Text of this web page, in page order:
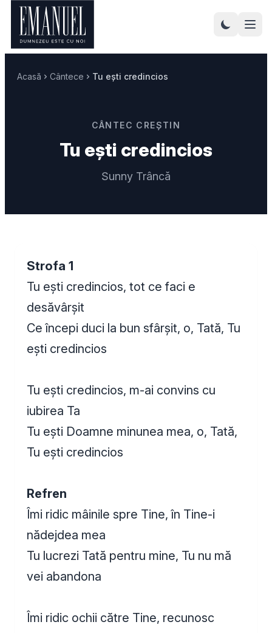
Acasă Cântece Tu ești credincios
CÂNTEC CREȘTIN
Tu ești credincios
Sunny Trâncă
Strofa 1
Tu ești credincios, tot ce faci e
desăvârșit
Ce începi duci la bun sfârșit, o, Tată, Tu
ești credincios
Tu ești credincios, m-ai convins cu
iubirea Ta
Tu ești Doamne minunea mea, o, Tată,
Tu ești credincios
Refren
Îmi ridic mâinile spre Tine, în Tine-i
nădejdea mea
Tu lucrezi Tată pentru mine, Tu nu mă
vei abandona
Îmi ridic ochii către Tine, recunosc